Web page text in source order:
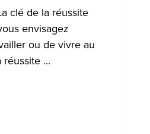
clé de la réussite
envisagez
ou de vivre au
réussite ...